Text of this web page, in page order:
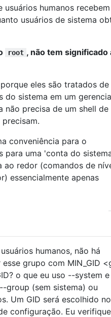
humanos
usuários de sistema
root , não tem significado
eles são tratados de
do sistema em um
não precisa de um shell
conveniência para o
para uma 'conta do
ao redor (comandos de
essencialmente apenas
humanos, não há
grupo com MIN_GID
o que eu uso --system
group (sem sistema) ou
Um GID será escolhido no
configuração. Eu